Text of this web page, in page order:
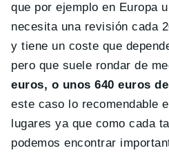
que por ejemplo en Europa
necesita una revisión cada
y tiene un coste que
pero que suele rondar de
euros, o unos 640 euros
este caso lo recomendable
lugares ya que como cada
podemos encontrar